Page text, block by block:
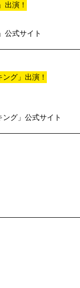
出演！
公式サイト
グ」出演！
グ」公式サイト